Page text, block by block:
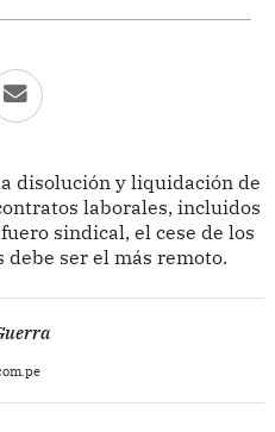
disolución y liquidación de
laborales, incluidos
sindical, el cese de los
ser el más remoto.